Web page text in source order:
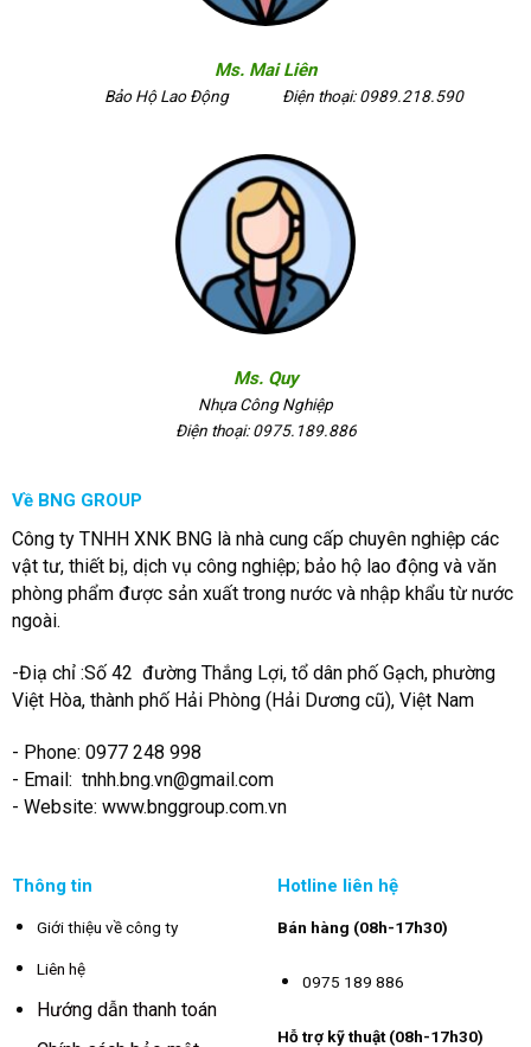
Ms. Mai Liên
Bảo Hộ Lao Động Điện thoại: 0989.218.590
Ms. Quy
Nhựa Công Nghiệp
Điện thoại: 0975.189.886
Về BNG GROUP
Công ty TNHH XNK BNG là nhà cung cấp chuyên nghiệp các
vật tư, thiết bị, dịch vụ công nghiệp; bảo hộ lao động và văn
phòng phẩm được sản xuất trong nước và nhập khẩu từ nước
ngoài.
-Điạ chỉ :Số 42 đường Thắng Lợi, tổ dân phố Gạch, phường
Việt Hòa, thành phố Hải Phòng (Hải Dương cũ), Việt Nam
- Phone: 0977 248 998
- Email: tnhh.bng.vn@gmail.com
- Website: www.bnggroup.com.vn
Thông tin
Giới thiệu về công ty
Liên hệ
Hướng dẫn thanh toán
Hotline liên hệ
Bán hàng (08h-17h30)
0975 189 886
Hỗ trợ kỹ thuật (08h-17h30)